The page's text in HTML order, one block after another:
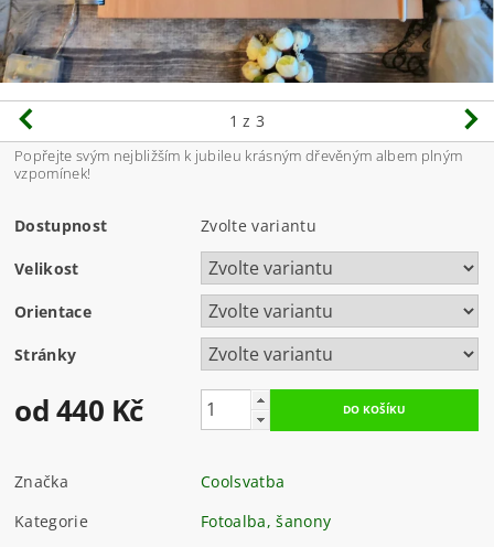
1 z 3
Popřejte svým nejbližším k jubileu krásným dřevěným albem plným
vzpomínek!
Dostupnost Zvolte variantu
Velikost
Orientace
Stránky
od 440 Kč
Značka
Coolsvatba
Kategorie
Fotoalba, šanony